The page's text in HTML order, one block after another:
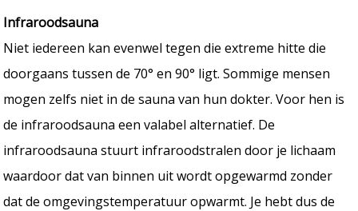
Infraroodsauna
Niet iedereen kan evenwel tegen die extreme hitte die
doorgaans tussen de 70° en 90° ligt. Sommige mensen
mogen zelfs niet in de sauna van hun dokter. Voor hen is
de infraroodsauna een valabel alternatief. De
infraroodsauna stuurt infraroodstralen door je lichaam
waardoor dat van binnen uit wordt opgewarmd zonder
dat de omgevingstemperatuur opwarmt. Je hebt dus de